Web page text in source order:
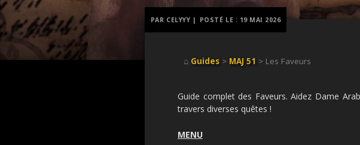
⌂ Guides> MAJ 51 > Les Faveurs
Guide complet des Faveurs. Aidez Dame
travers diverses quêtes !
MENU
PAR CELYYY | POSTÉ LE : 19 MAI 2026